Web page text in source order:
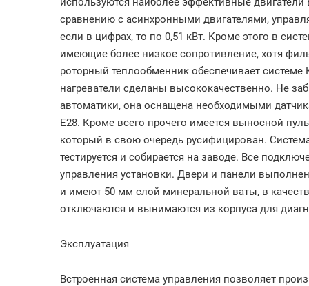
сравнению с асинхронными двигателями,
если в цифрах, то по 0,51 кВт. Кроме этого в
имеющие более низкое сопротивление, хотя
роторный теплообменник обеспечивает
нагреватели сделаны высококачественно. Не
автоматики, она оснащена необходимыми
E28. Кроме всего прочего имеется выносной
который в свою очередь русифицирован.
тестируется и собирается на заводе. Все
управления установки. Двери и панели
и имеют 50 мм слой минеральной ваты, в
отключаются и вынимаются из корпуса для
Эксплуатация
Встроенная система управления позволяет